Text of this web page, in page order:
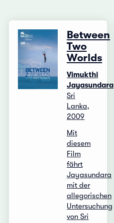
Between
Two
Worlds
Vimukthi
Jayasundara
Sri
Lanka,
2009
Mit
diesem
Film
fährt
Jayasundara
mit der
allegorischen
Untersuchung
von Sri